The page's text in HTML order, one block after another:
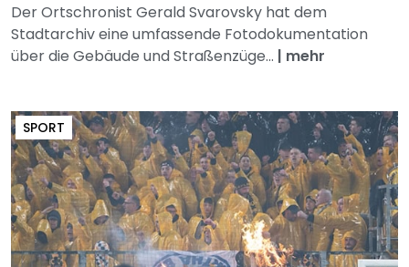
Der Ortschronist Gerald Svarovsky hat dem
Stadtarchiv eine umfassende Fotodokumentation
über die Gebäude und Straßenzüge... | mehr
SPORT